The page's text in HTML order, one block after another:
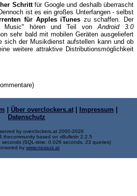
Schrittfür Google und deshalb überrascht
ist es ein großes Unterfangen - selbst
für Apples iTunes zu schaffen. Der
Music" hören und Teil von Android 3.0
sehr bald mit mobilen Geräten ausgeliefert
sich der Musikdienst aufstellen kann und ob
weitere attraktive Distributionsmöglichkeit
| Über overclockers.at| Impressum |
Datenschutz
by overclockers.at 2000-2026
based on vBulletin 2.2.5
(SQL-time: 0.026 seconds, 23 queries)
by www.nessus.at